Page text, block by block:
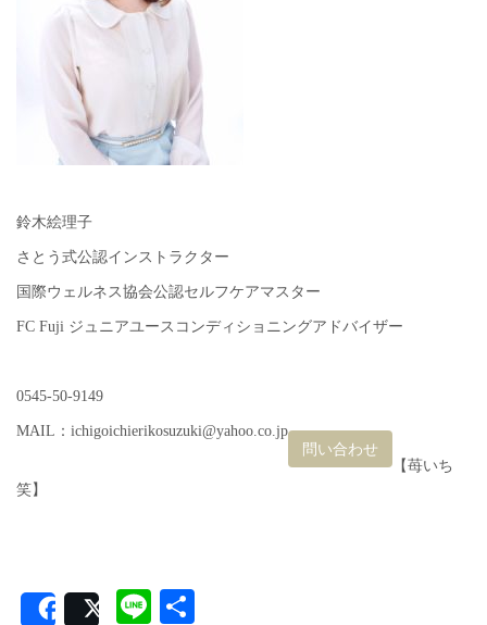
鈴木絵理子
さとう式公認インストラクター
国際ウェルネス協会公認セルフケアマスター
FC Fuji ジュニアユースコンディショニングアドバイザー
0545-50-9149
MAIL：ichigoichierikosuzuki@yahoo.co.jp
問い合わせ
【苺いち
笑】
SharePost Line